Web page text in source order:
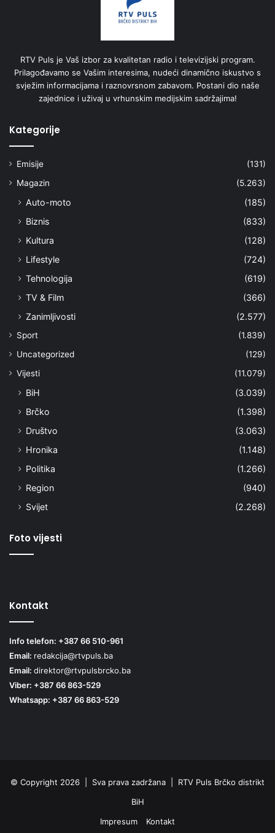
RTV Puls je Vaš izbor za kvalitetan radio i televizijski program.
Prilagođavamo se Vašim interesima, nudeći dinamično iskustvo s
svježim informacijama i raznovrsnom zabavom. Postani dio naše
zajednice i uživaj u vrhunskim medijskim sadržajima!
Kategorije
Emisije
(131)
Magazin
(5.263)
Auto-moto
(185)
Biznis
(833)
Kultura
(128)
Lifestyle
(724)
Tehnologija
(619)
TV & Film
(366)
Zanimljivosti
(2.577)
Sport
(1.839)
Uncategorized
(129)
Vijesti
(11.079)
BiH
(3.039)
Brčko
(1.398)
Društvo
(3.063)
Hronika
(1.148)
Politika
(1.266)
Region
(940)
Svijet
(2.268)
Foto vijesti
Kontakt
Info telefon: +387 66 510-961
Email: redakcija@rtvpuls.ba
Email: direktor@rtvpulsbrcko.ba
Viber: +387 66 863-529
Whatsapp: +387 66 863-529
© Copyright 2026 | Sva prava zadržana | RTV Puls Brčko distrikt
BiH
Impresum
Kontakt